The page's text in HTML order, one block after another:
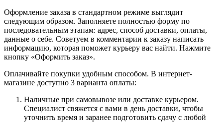
Оформление заказа в стандартном режиме выглядит
следующим образом. Заполняете полностью форму по
последовательным этапам: адрес, способ доставки, оплаты,
данные о себе. Советуем в комментарии к заказу написать
информацию, которая поможет курьеру вас найти. Нажмите
кнопку «Оформить заказ».
Оплачивайте покупки удобным способом. В интернет-
магазине доступно 3 варианта оплаты:
Наличные при самовывозе или доставке курьером.
Специалист свяжется с вами в день доставки, чтобы
уточнить время и заранее подготовить сдачу с любой